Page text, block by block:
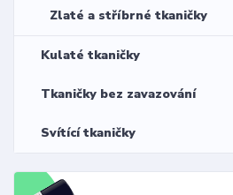
Zlaté a stříbrné tkaničky
Kulaté tkaničky
Tkaničky bez zavazování
Svítící tkaničky